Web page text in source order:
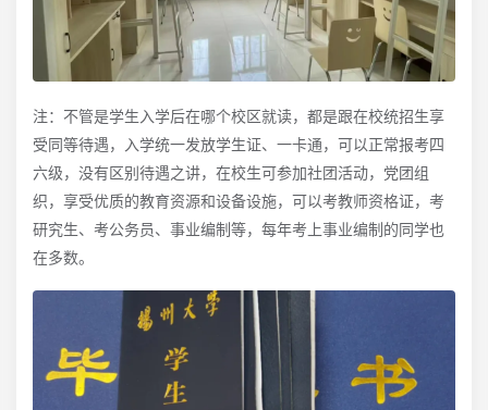
注：不管是学生入学后在哪个校区就读，都是跟在校统招生享
受同等待遇，入学统一发放学生证、一卡通，可以正常报考四
六级，没有区别待遇之讲，在校生可参加社团活动，党团组
织，享受优质的教育资源和设备设施，可以考教师资格证，考
研究生、考公务员、事业编制等，每年考上事业编制的同学也
在多数。